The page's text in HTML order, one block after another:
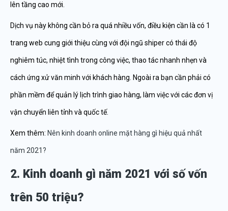
lên tầng cao mới.
Dịch vụ này không cần bỏ ra quá nhiều vốn, điều kiện cần là có 1
trang web cung giới thiệu cùng với đội ngũ shiper có thái độ
nghiêm túc, nhiệt tình trong công việc, thao tác nhanh nhẹn và
cách ứng xử văn minh với khách hàng. Ngoài ra bạn cần phải có
phần mềm để quản lý lịch trình giao hàng, làm việc với các đơn vị
vận chuyển liên tỉnh và quốc tế.
Xem thêm: Nên kinh doanh online mặt hàng gì hiệu quả nhất
năm 2021?
2. Kinh doanh gì năm 2021 với số vốn
trên 50 triệu?